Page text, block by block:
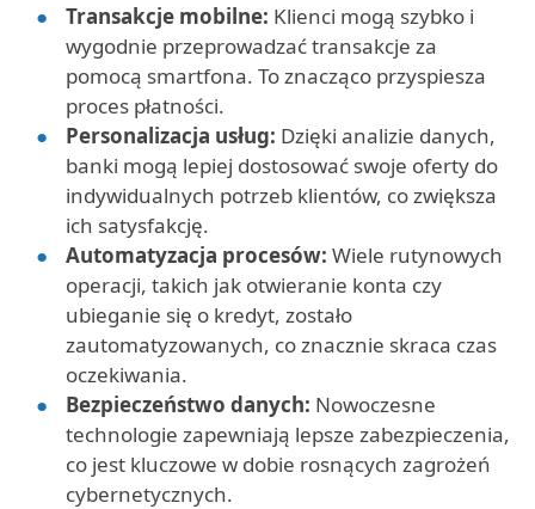
Transakcje mobilne: Klienci mogą szybko i
wygodnie przeprowadzać transakcje za
pomocą smartfona. To znacząco przyspiesza
proces płatności.
Personalizacja usług: Dzięki analizie danych,
banki mogą lepiej dostosować swoje oferty do
indywidualnych potrzeb klientów, co zwiększa
ich satysfakcję.
Automatyzacja procesów: Wiele rutynowych
operacji, takich jak otwieranie konta czy
ubieganie się o kredyt, zostało
zautomatyzowanych, co znacznie skraca czas
oczekiwania.
Bezpieczeństwo danych: Nowoczesne
technologie zapewniają lepsze zabezpieczenia,
co jest kluczowe w dobie rosnących zagrożeń
cybernetycznych.